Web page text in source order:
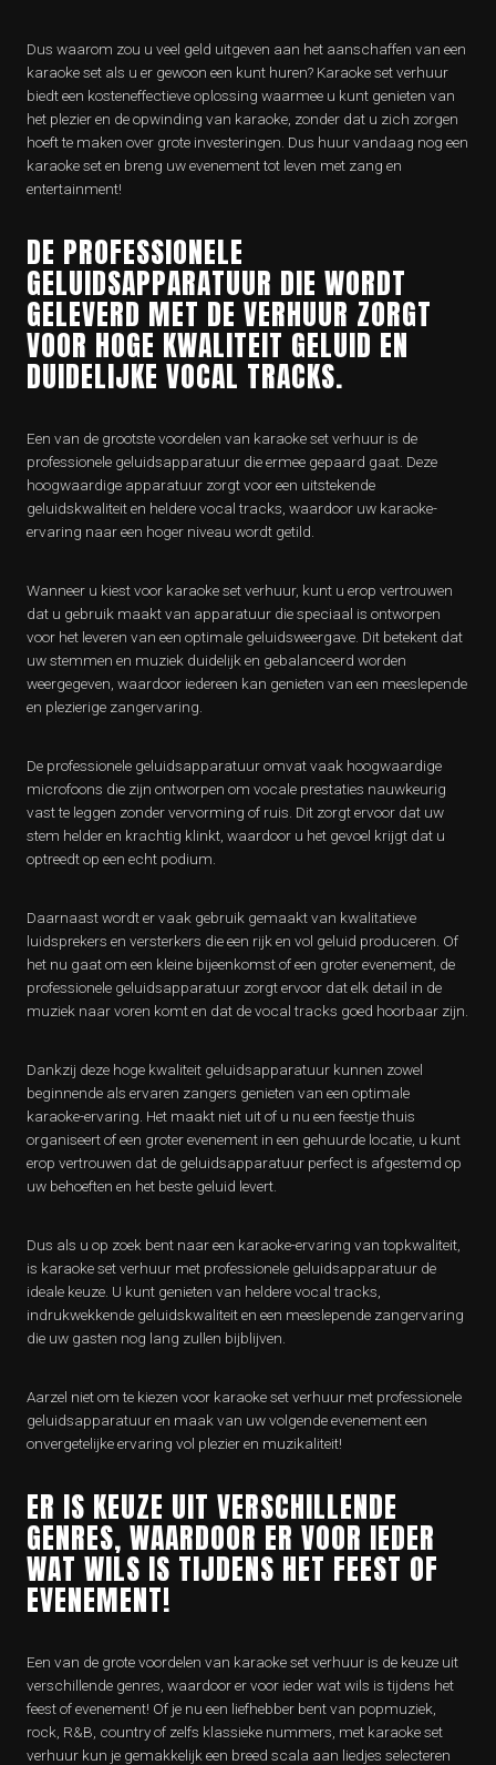
Dus waarom zou u veel geld uitgeven aan het aanschaffen van een
karaoke set als u er gewoon een kunt huren? Karaoke set verhuur
biedt een kosteneffectieve oplossing waarmee u kunt genieten van
het plezier en de opwinding van karaoke, zonder dat u zich zorgen
hoeft te maken over grote investeringen. Dus huur vandaag nog een
karaoke set en breng uw evenement tot leven met zang en
entertainment!
DE PROFESSIONELE
GELUIDSAPPARATUUR DIE WORDT
GELEVERD MET DE VERHUUR ZORGT
VOOR HOGE KWALITEIT GELUID EN
DUIDELIJKE VOCAL TRACKS.
Een van de grootste voordelen van karaoke set verhuur is de
professionele geluidsapparatuur die ermee gepaard gaat. Deze
hoogwaardige apparatuur zorgt voor een uitstekende
geluidskwaliteit en heldere vocal tracks, waardoor uw karaoke-
ervaring naar een hoger niveau wordt getild.
Wanneer u kiest voor karaoke set verhuur, kunt u erop vertrouwen
dat u gebruik maakt van apparatuur die speciaal is ontworpen
voor het leveren van een optimale geluidsweergave. Dit betekent dat
uw stemmen en muziek duidelijk en gebalanceerd worden
weergegeven, waardoor iedereen kan genieten van een meeslepende
en plezierige zangervaring.
De professionele geluidsapparatuur omvat vaak hoogwaardige
microfoons die zijn ontworpen om vocale prestaties nauwkeurig
vast te leggen zonder vervorming of ruis. Dit zorgt ervoor dat uw
stem helder en krachtig klinkt, waardoor u het gevoel krijgt dat u
optreedt op een echt podium.
Daarnaast wordt er vaak gebruik gemaakt van kwalitatieve
luidsprekers en versterkers die een rijk en vol geluid produceren. Of
het nu gaat om een kleine bijeenkomst of een groter evenement, de
professionele geluidsapparatuur zorgt ervoor dat elk detail in de
muziek naar voren komt en dat de vocal tracks goed hoorbaar zijn.
Dankzij deze hoge kwaliteit geluidsapparatuur kunnen zowel
beginnende als ervaren zangers genieten van een optimale
karaoke-ervaring. Het maakt niet uit of u nu een feestje thuis
organiseert of een groter evenement in een gehuurde locatie, u kunt
erop vertrouwen dat de geluidsapparatuur perfect is afgestemd op
uw behoeften en het beste geluid levert.
Dus als u op zoek bent naar een karaoke-ervaring van topkwaliteit,
is karaoke set verhuur met professionele geluidsapparatuur de
ideale keuze. U kunt genieten van heldere vocal tracks,
indrukwekkende geluidskwaliteit en een meeslepende zangervaring
die uw gasten nog lang zullen bijblijven.
Aarzel niet om te kiezen voor karaoke set verhuur met professionele
geluidsapparatuur en maak van uw volgende evenement een
onvergetelijke ervaring vol plezier en muzikaliteit!
ER IS KEUZE UIT VERSCHILLENDE
GENRES, WAARDOOR ER VOOR IEDER
WAT WILS IS TIJDENS HET FEEST OF
EVENEMENT!
Een van de grote voordelen van karaoke set verhuur is de keuze uit
verschillende genres, waardoor er voor ieder wat wils is tijdens het
feest of evenement! Of je nu een liefhebber bent van popmuziek,
rock, R&B, country of zelfs klassieke nummers, met karaoke set
verhuur kun je gemakkelijk een breed scala aan liedjes selecteren